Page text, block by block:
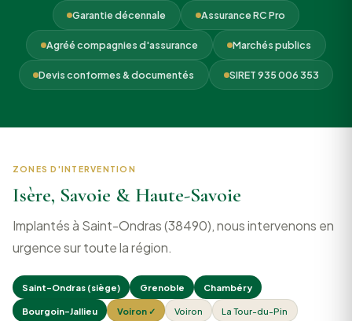
Garantie décennale Assurance RC Pro
Agréé compagnies d'assurance Marchés publics
Devis conformes & documentés SIRET 935 006 353
ZONES D'INTERVENTION
Isère, Savoie & Haute-Savoie
Implantés à Saint-Ondras (38490), nous intervenons en
urgence sur toute la région.
Saint-Ondras (siège) Grenoble Chambéry
Bourgoin-Jallieu Voiron ✓ Voiron La Tour-du-Pin